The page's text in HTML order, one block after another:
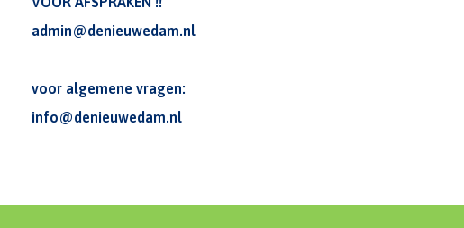
admin@denieuwedam.nl
voor algemene vragen:
info@denieuwedam.nl